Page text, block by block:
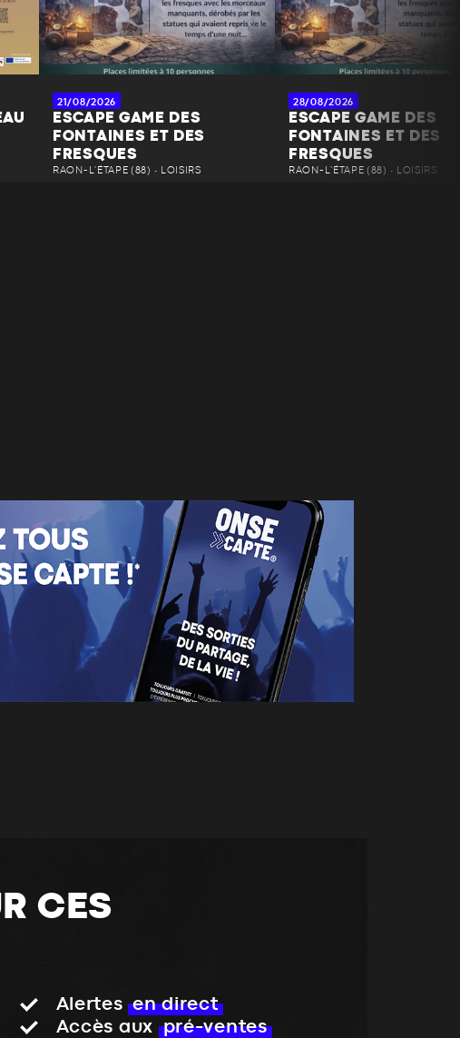
21/08/2026
ESCAPE GAME DES
FONTAINES ET DES
FRESQUES
RAON-L'ÉTAPE (88) • LOISIRS
28/08/2026
ESCAPE GAME DES
FONTAINES ET DES
FRESQUES
RAON-L'ÉTAPE (88) • LOISIRS
CES
Alertes en direct
Accès aux pré-ventes